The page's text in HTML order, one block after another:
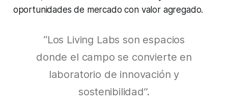
oportunidades de mercado con valor agregado.
“Los Living Labs son espacios
donde el campo se convierte en
laboratorio de innovación y
sostenibilidad”.